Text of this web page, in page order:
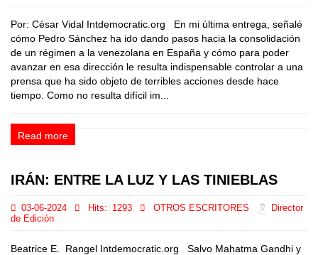
Por: César Vidal Intdemocratic.org En mi última entrega, señalé
cómo Pedro Sánchez ha ido dando pasos hacia la consolidación
de un régimen a la venezolana en España y cómo para poder
avanzar en esa dirección le resulta indispensable controlar a una
prensa que ha sido objeto de terribles acciones desde hace
tiempo. Como no resulta difícil im...
Read more
IRÁN: ENTRE LA LUZ Y LAS TINIEBLAS
03-06-2024 Hits: 1293 OTROS ESCRITORES
Director
de Edición
Beatrice E. Rangel Intdemocratic.org Salvo Mahatma Gandhi y